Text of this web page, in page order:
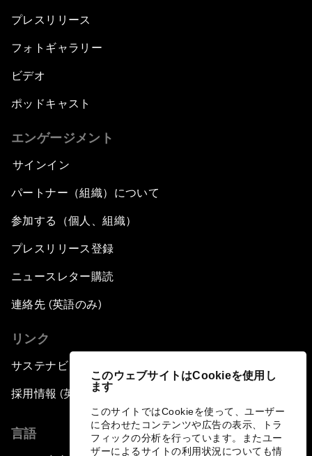
このウェブサイトはCookieを使用し
ます
このサイトではCookieを使って、ユーザー
に合わせたコンテンツや広告の表示、トラ
フィックの分析を行っています。またユー
ザーによるサイトの利用状況についても情
プレスリリース
フォトギャラリー
ビデオ
ポッドキャスト
エンゲージメント
サインイン
パートナー（組織）について
参加する（個人、組織）
プレスリリース登録
ニュースレター購読
連絡先 (英語のみ)
リンク
サステナビリティへの取り組み
採用情報 (英語のみ)
言語